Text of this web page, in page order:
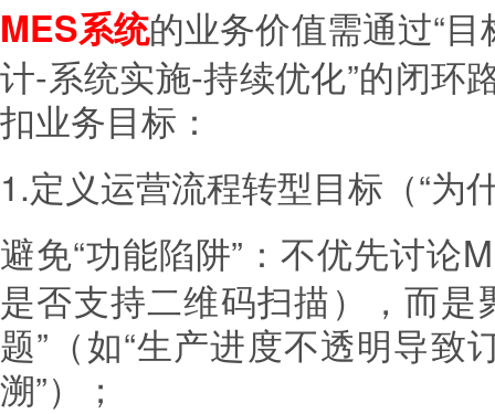
MES系统的业务价值需通过“
计-系统实施-持续优化”的闭环
扣业务目标：
1.定义运营流程转型目标（“为
避免“功能陷阱”：不优先讨论
是否支持二维码扫描），而是
题”（如“生产进度不透明导致
溯”）；